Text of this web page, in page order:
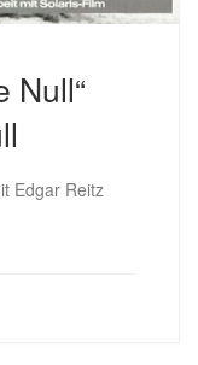
Null“
Edgar Reitz